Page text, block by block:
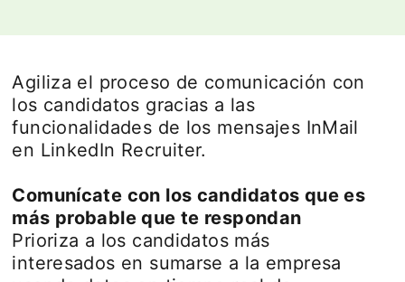
Agiliza el proceso de comunicación con
los candidatos gracias a las
funcionalidades de los mensajes InMail
en LinkedIn Recruiter.
Comunícate con los candidatos que es
más probable que te respondan
Prioriza a los candidatos más
interesados en sumarse a la empresa